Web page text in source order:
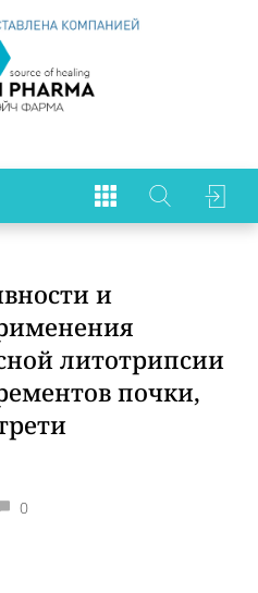
и
литотрипсии
почки,
0